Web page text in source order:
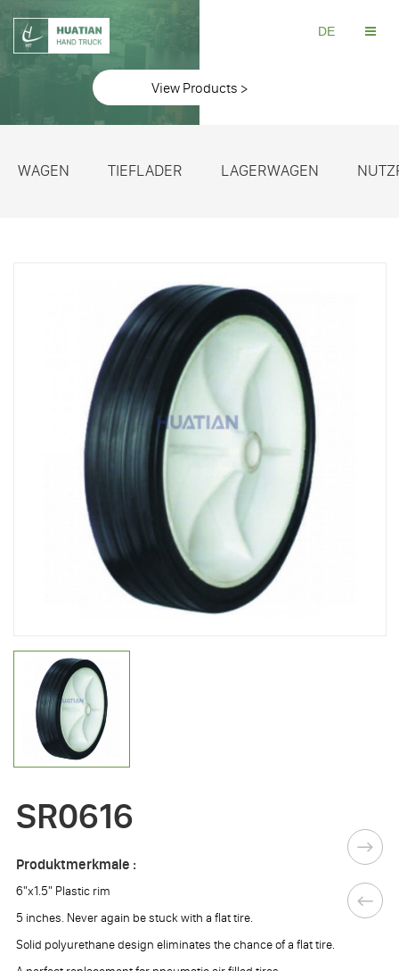
DE
View Products >
WAGEN TIEFLADER LAGERWAGEN
SR0616
Produktmerkmale :
6"x1.5" Plastic rim
5 inches. Never again be stuck with a flat tire.
Solid polyurethane design eliminates the chance of a flat tire.